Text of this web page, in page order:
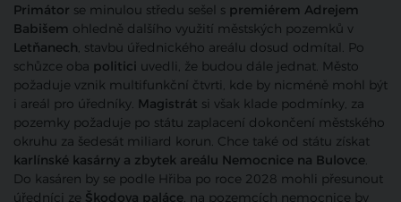
Primátor se minulou středu sešel s premiérem Adrejem
Babišem ohledně dalšího využití městských pozemků v
Letňanech, stavbu úřednického areálu dosud odmítal. Po
schůzce oba politici uvedli, že budou dále jednat. Město
požaduje vznik multifunkční čtvrti, kde by nicméně mohl být
i areál pro úředníky. Magistrát si však klade podmínky, za
pozemky požaduje po státu zaplacení dokončení městského
okruhu za šedesát miliard korun. Chce také od státu získat
karlínské kasárny a zbytek areálu Nemocnice na Bulovce.
Do kasáren by se podle Hřiba po roce 2028 mohli přesunout
úředníci ze Škodova paláce, na pozemcích nemocnice by